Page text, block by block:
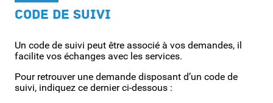
CODE DE SUIVI
Un code de suivi peut être associé à vos demandes, il
facilite vos échanges avec les services.
Pour retrouver une demande disposant d’un code de
suivi, indiquez ce dernier ci-dessous :